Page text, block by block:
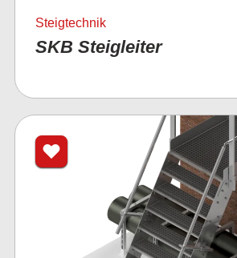
Steigtechnik
SKB Steigleiter